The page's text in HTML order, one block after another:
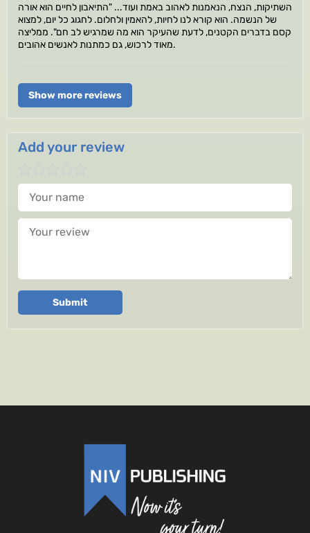
השתיקות, הנצח, הנאמנות לאהוב באמת ועוד... "התיאבון לחיים הוא אורה
של הנשמה. הוא קורא לנו לחיות, להאמין ולחלום. לחגוג כל יום, למצוא
קסם בדברים הקטנים, לדעת שהעיקר הוא מה שמרגיש לב חם". ממליצה
מאוד לרכוש, גם כמתנות לאנשים אהובים.
Show more reviews
Add your review
Your name
Your review
Submit